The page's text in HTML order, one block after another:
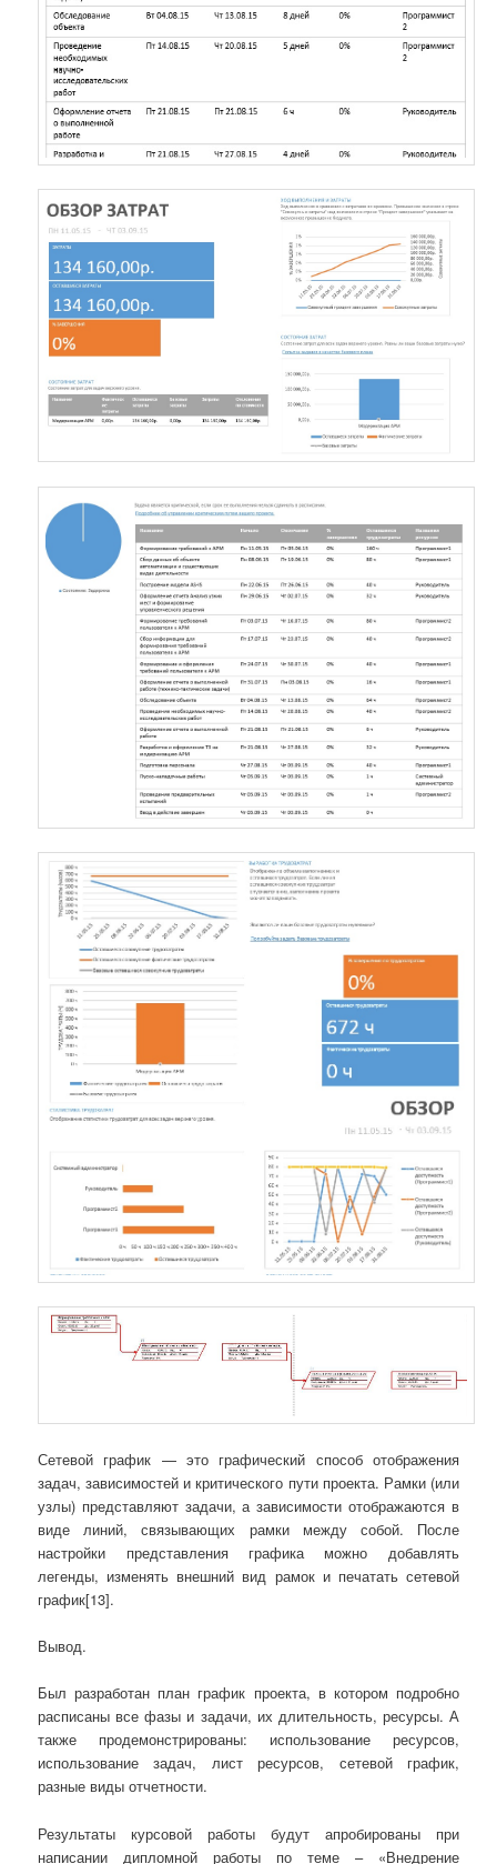
Сетевой график — это графический способ отображения
задач, зависимостей и критического пути проекта. Рамки (или
узлы) представляют задачи, а зависимости отображаются в
виде линий, связывающих рамки между собой. После
настройки представления графика можно добавлять
легенды, изменять внешний вид рамок и печатать сетевой
график[13].
Вывод.
Был разработан план график проекта, в котором подробно
расписаны все фазы и задачи, их длительность, ресурсы. А
также продемонстрированы: использование ресурсов,
использование задач, лист ресурсов, сетевой график,
разные виды отчетности.
Результаты курсовой работы будут апробированы при
написании дипломной работы по теме – «Внедрение